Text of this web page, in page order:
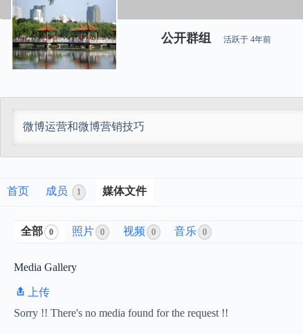
公开群组 活跃于 4年前
微博运营和微博营销技巧
首页 成员 1 媒体文件
全部 0 照片 0 视频 0 音乐 0
Media Gallery
上传
Sorry !! There's no media found for the request !!